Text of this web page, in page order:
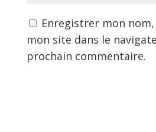
Enregistrer mon
mon site dans le
prochain commentaire.